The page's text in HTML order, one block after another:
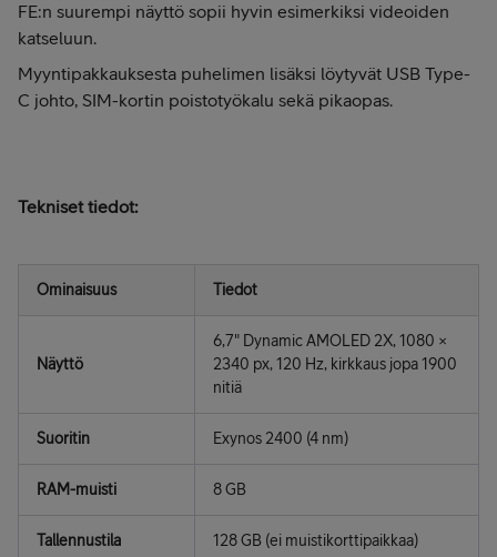
FE:n suurempi näyttö sopii hyvin esimerkiksi videoiden
katseluun.
Myyntipakkauksesta puhelimen lisäksi löytyvät USB Type-
C johto, SIM-kortin poistotyökalu sekä pikaopas.
Tekniset tiedot:
Ominaisuus Tiedot
Näyttö
6,7" Dynamic AMOLED 2X, 1080 ×
2340 px, 120 Hz, kirkkaus jopa 1900
nitiä
Suoritin Exynos 2400 (4 nm)
RAM-muisti 8 GB
Tallennustila 128 GB (ei muistikorttipaikkaa)